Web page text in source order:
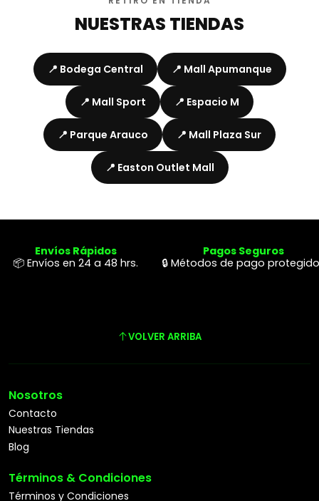
NUESTRAS TIENDAS
📍 Bodega Central 📍 Mall Apumanque
📍 Mall Sport 📍 Espacio M
📍 Parque Arauco 📍 Mall Plaza Sur
📍 Easton Outlet Mall
Envíos Rápidos
📦 Envíos en 24 a 48 hrs.
Pagos Seguros
🔒 Métodos de pago
VOLVER ARRIBA
Nosotros
Contacto
Nuestras Tiendas
Blog
Términos & Condiciones
Términos y Condiciones